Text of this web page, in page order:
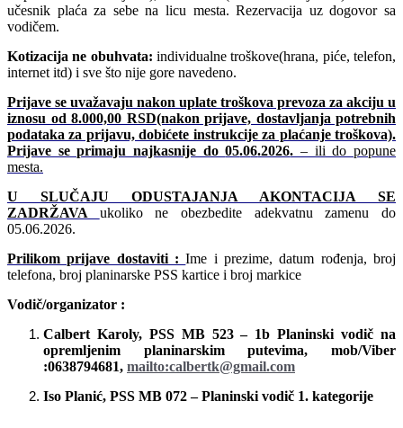
učesnik plaća za sebe na licu mesta. Rezervacija uzdogovor sa
vodičem.
Kotizacija ne obuhvata: individualne troškove(hrana, piće, telefon,
internet itd) i sve što nije gore navedeno.
Prijave se uvažavaju nakon uplate troškova prevoza za akciju u
iznosu od 8.000,00 RSD(nakon prijave, dostavljanja potrebnih
podataka za prijavu, dobićete instrukcije za plaćanje troškova).
Prijave se primaju najkasnije do05.06.2026.– ili do popune
mesta.
U SLUČAJU ODUSTAJANJA AKONTACIJA SE
ZADRŽAVA ukoliko ne obezbedite adekvatnu zamenu do
05.06.2026.
Prilikom prijave dostaviti :Ime i prezime, datum rođenja, broj
telefona, broj planinarske PSS kartice i broj markice
Vodič/organizator :
Calbert Karoly, PSS MB 523 – 1b Planinski vodič na
opremljenim planinarskim putevima, mob/Viber
:0638794681, mailto:calbertk@gmail.com
Iso Planić, PSS MB 072 – Planinski vodič 1. kategorije